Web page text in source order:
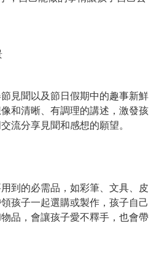
見聞以及節日假期中的趣事新鮮
和清晰、有調理的講述，激發孩
流分享見聞和感想的願望。
到的必需品，如彩筆、文具、皮
孩子一起選購或製作，孩子自己
品，會讓孩子愛不釋手，也會帶